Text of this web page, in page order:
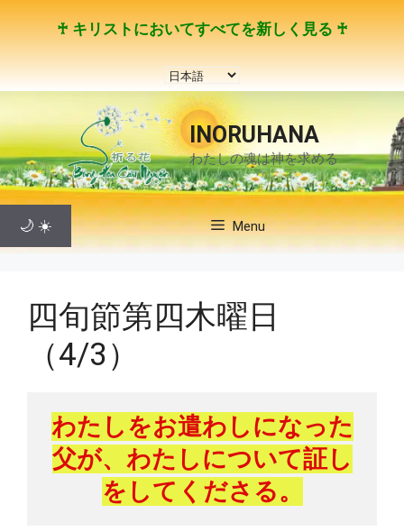
コ
ン
テ
ン
へ
ス
キ
ッ
♰ キリストにおいてすべてを新しく見る ♰
言
語
を
選
択
INORUHANA
わたしの魂は神を求める
🌙 ☀️ Menu
四旬節第四木曜日
（4/3）
わたしをお遣わしになった
父が、わたしについて証し
をしてくださる。